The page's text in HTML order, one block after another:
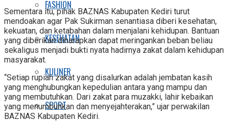
FASHION
KESEHATAN
KULINER
SPORT
Sementara itu, pihak BAZNAS Kabupaten Kediri turut
mendoakan agar Pak Sukirman senantiasa diberi kesehatan,
kekuatan, dan ketabahan dalam menjalani kehidupan. Bantuan
yang diberikan diharapkan dapat meringankan beban beliau
sekaligus menjadi bukti nyata hadirnya zakat dalam kehidupan
masyarakat.
“Setiap rupiah zakat yang disalurkan adalah jembatan kasih
yang menghubungkan kepedulian antara yang mampu dan
yang membutuhkan. Dari zakat para muzakki, lahir kebaikan
yang menumbuhkan dan menyejahterakan,” ujar perwakilan
BAZNAS Kabupaten Kediri.